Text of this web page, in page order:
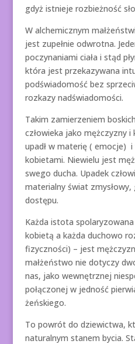
gdyż istnieje rozbieżność
W alchemicznym
jest zupełnie odwrotna.
poczynaniami ciała i stąd
która jest przekazywana
podświadomość bez
rozkazy nadświadomości.
Takim zamierzeniem
człowieka jako mężczyzny
upadł w materię ( emocje)
kobietami. Niewielu jest
swego ducha. Upadek
materialny świat zmysłowy,
dostępu.
Każda istota
kobietą a każda duchowo
fizyczności) – jest
małżeństwo nie dotyczy
nas, jako wewnętrznej
połączonej w jedność
żeńskiego.
To powrót do dziewictwa,
naturalnym stanem bycia.